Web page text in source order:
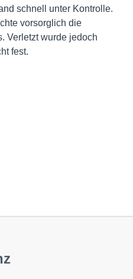
schnell unter Kontrolle.
vorsorglich die
Verletzt wurde jedoch
fest.